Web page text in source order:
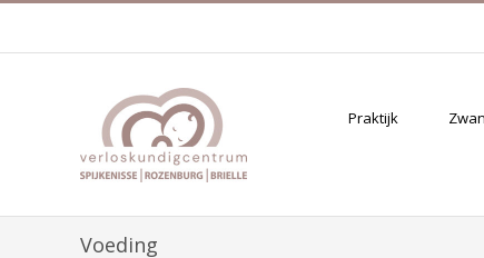
Skip
content
Praktijk
Voeding